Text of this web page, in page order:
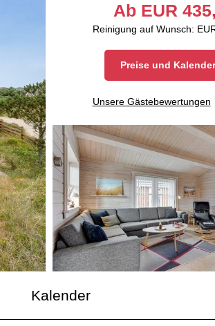
Ab EUR
Reinigung auf Wunsch:
Preise und Kalender
Unsere Gästebewertungen
Kalender